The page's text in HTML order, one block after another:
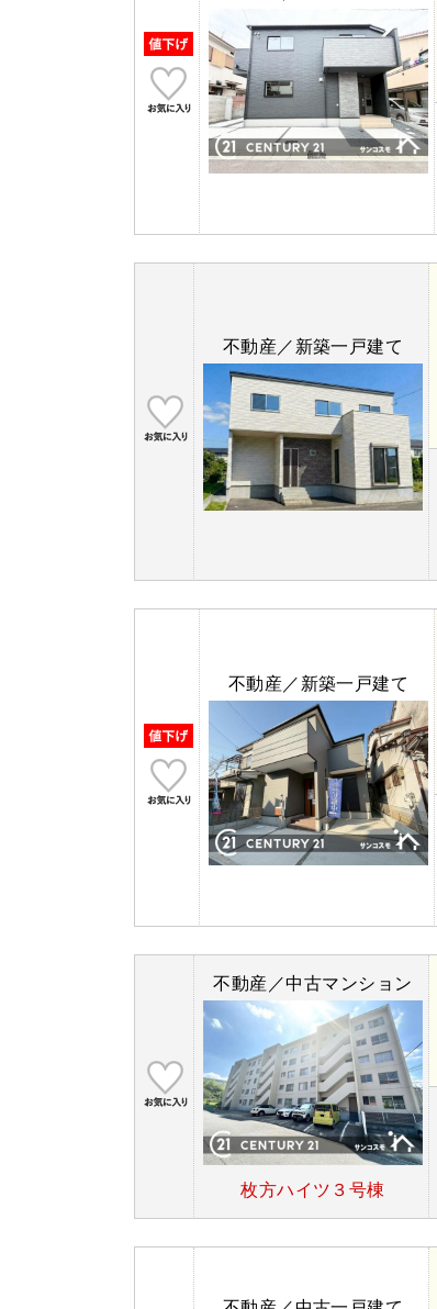
不動産／新築一戸建て
不動産／新築一戸建て
不動産／中古マンション
枚方ハイツ３号棟